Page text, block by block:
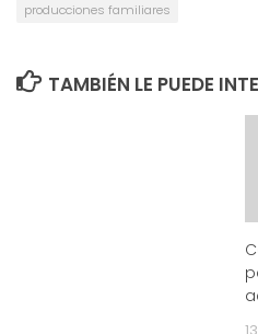
producciones familiares
TAMBIÉN LE PUEDE